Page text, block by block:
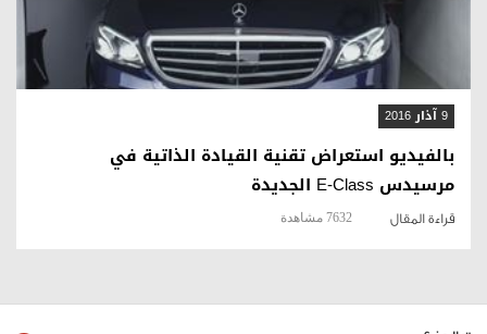
9 آذار 2016
بالفيديو استعراض تقنية القيادة الذاتية في
مرسيدس E-Class الجديدة
قراءة المقال 7632 مشاهدة